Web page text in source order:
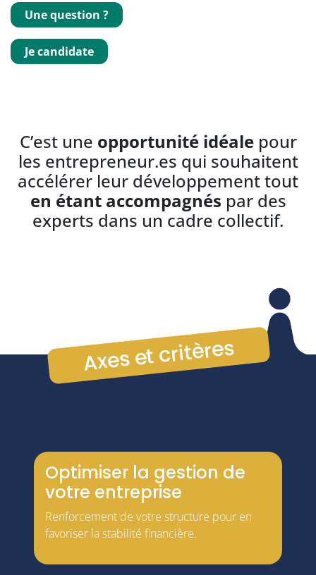
Une question ?
Je candidate
C’est une opportunité idéalepour
les entrepreneur.es qui souhaitent
accélérer leur développement tout
en étant accompagnés par des
experts dans un cadre collectif.
Axes et critères
Optimiser la gestion de
votre entreprise
Renforcement de votre structure pour en
favoriser la stabilité financière.